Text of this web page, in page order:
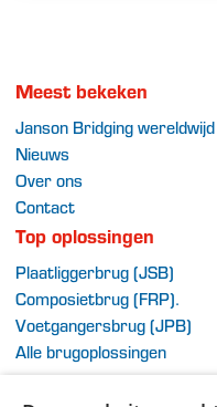
Meest bekeken
Janson Bridging wereldwijd
Nieuws
Over ons
Contact
Top oplossingen
Plaatliggerbrug (JSB)
Composietbrug (FRP).
Voetgangersbrug (JPB)
Alle brugoplossingen
Extra